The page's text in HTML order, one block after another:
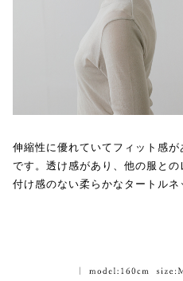
伸縮性に優れていてフィット感
です。透け感があり、他の服と
付け感のない柔らかなタートルネ